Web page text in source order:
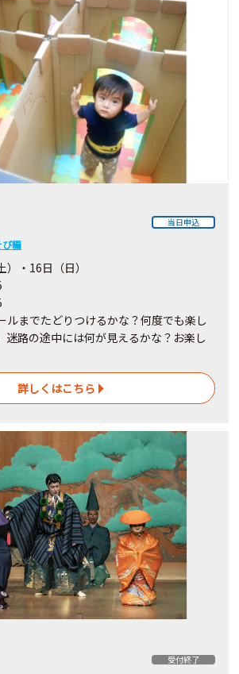
当日申込
編
・16日（日）
ルまでたどりつけるかな？何度でも楽し
迷路の途中には何が見えるかな？お楽し
詳しくはこちら
受付終了